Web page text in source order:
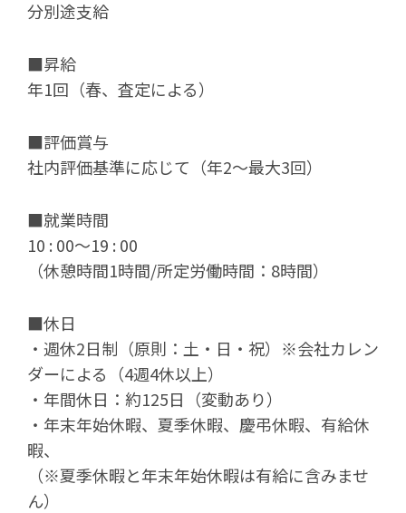
分別途支給
■昇給
年1回（春、査定による）
■評価賞与
社内評価基準に応じて（年2～最大3回）
■就業時間
10 : 00～19 : 00
（休憩時間1時間/所定労働時間：8時間）
■休日
・週休2日制（原則：土・日・祝）※会社カレン
ダーによる（4週4休以上）
・年間休日：約125日（変動あり）
・年末年始休暇、夏季休暇、慶弔休暇、有給休
暇、
（※夏季休暇と年末年始休暇は有給に含みませ
ん）